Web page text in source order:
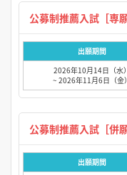
出願期間
2026年10月14日（水）
~ 2026年11月6日（金）
出願期間